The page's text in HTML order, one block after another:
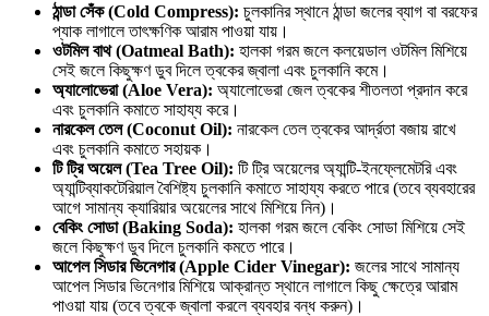
ঠান্ডা সেঁক (Cold Compress): চুলকানির স্থানে ঠান্ডা জলের ব্যাগ বা বরফের
প্যাক লাগালে তাৎক্ষণিক আরাম পাওয়া যায়।
ওটমিল বাথ (Oatmeal Bath): হালকা গরম জলে কলয়েডাল ওটমিল মিশিয়ে
সেই জলে কিছুক্ষণ ডুব দিলে ত্বকের জ্বালা এবং চুলকানি কমে।
অ্যালোভেরা (Aloe Vera): অ্যালোভেরা জেল ত্বকের শীতলতা প্রদান করে
এবং চুলকানি কমাতে সাহায্য করে।
নারকেল তেল (Coconut Oil): নারকেল তেল ত্বকের আর্দ্রতা বজায় রাখে
এবং চুলকানি কমাতে সহায়ক।
টি ট্রি অয়েল (Tea Tree Oil): টি ট্রি অয়েলের অ্যান্টি-ইনফ্লেমেটরি এবং
অ্যান্টিব্যাকটেরিয়াল বৈশিষ্ট্য চুলকানি কমাতে সাহায্য করতে পারে (তবে ব্যবহারের
আগে সামান্য ক্যারিয়ার অয়েলের সাথে মিশিয়ে নিন)।
বেকিং সোডা (Baking Soda): হালকা গরম জলে বেকিং সোডা মিশিয়ে সেই
জলে কিছুক্ষণ ডুব দিলে চুলকানি কমতে পারে।
আপেল সিডার ভিনেগার (Apple Cider Vinegar): জলের সাথে সামান্য
আপেল সিডার ভিনেগার মিশিয়ে আক্রান্ত স্থানে লাগালে কিছু ক্ষেত্রে আরাম
পাওয়া যায় (তবে ত্বকে জ্বালা করলে ব্যবহার বন্ধ করুন)।